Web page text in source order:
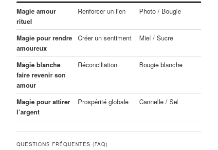
Magie amour
rituel
Renforcer un lien Photo / Bougie
Magie pour rendre
amoureux
Créer un sentiment Miel / Sucre
Magie blanche
faire revenir son
amour
Réconciliation Bougie blanche
Magie pour attirer
l’argent
Prospérité globale Cannelle / Sel
QUESTIONS FRÉQUENTES (FAQ)